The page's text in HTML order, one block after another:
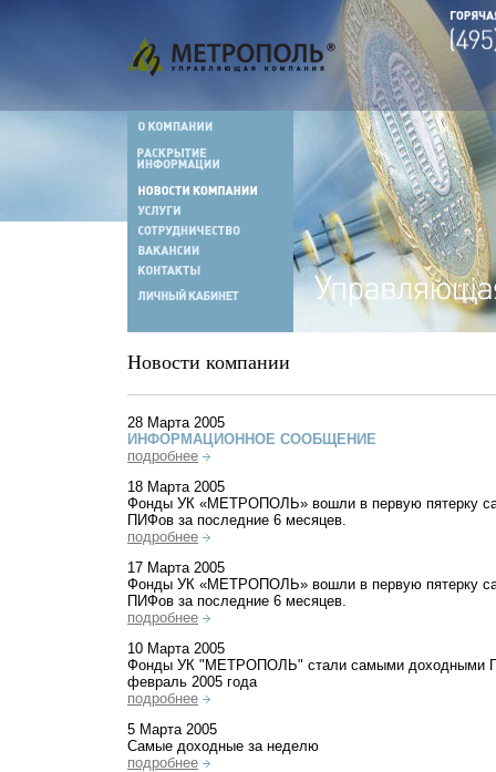
Новости компании
28 Марта 2005
ИНФОРМАЦИОННОЕ СООБЩЕНИЕ
подробнее
18 Марта 2005
Фонды УК «МЕТРОПОЛЬ» вошли в первую пятерку
ПИФов за последние 6 месяцев.
подробнее
17 Марта 2005
Фонды УК «МЕТРОПОЛЬ» вошли в первую пятерку
ПИФов за последние 6 месяцев.
подробнее
10 Марта 2005
Фонды УК "МЕТРОПОЛЬ" стали самыми доходными
февраль 2005 года
подробнее
5 Марта 2005
Самые доходные за неделю
подробнее